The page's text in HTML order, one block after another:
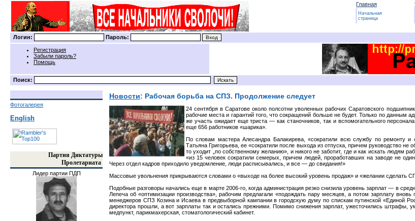
Главная
Начальная
страница
Логин: Пароль:
Регистрация
Забыли пароль?
Помощь
Поиск:
Фотогалерея
English
Партия Диктатуры
Пролетариата
Лидер партии ПДП
Новости: Рабочая борьба на СПЗ. Продолжение следует
24 сентября в Саратове около полсотни уволенных рабочих Саратовского
рабочие места и гарантий того, что сокращений больше не будет. Только по данным
же участь ожидает еще триста — как станочников, так и вспомогательного
еще 656 работников «шарика».
По словам мастера Алесандра Балакирева, «сократили всю службу по ремонту и
Татьяна Григорьева, ее «сократили после выхода из отпуска, причем руководство
то уходит „по собственному желанию», и никого не заботит, где и как искать людям
«из 15 человек сократили семерых, причем людей, проработавших на заводе не
Через отдел кадров приходило уведомление, люди расписывались, и все — до свидания!»
Массовые увольнения прикрываются словами о «выходе на более высокий уровень продаж» и «желании сделать
Подобные разговоры начались еще в марте 2006-го, когда администрация резко снизила уровень зарплат — в
Лепеча об «оптимизации производства», рабочим предлагали «подождать пару месяцев, а потом зарплату
менеджеров СПЗ Козина и Исаева в предвыборной кампании в городскую думу по спискам путинской «Единой
директора прошли, а вот зарплаты так и остались прежними. Помимо снижения зарплат, ужесточились
медпункт, парикмахерская, стоматологический кабинет.